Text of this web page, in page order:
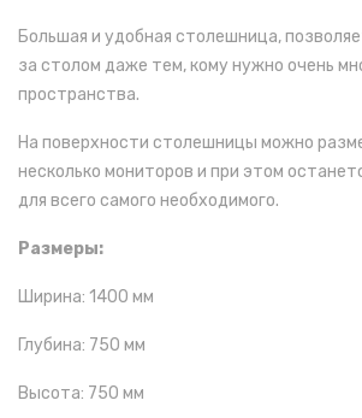
Большая и удобная столешница,
за столом даже тем, кому нужно очень
пространства.
На поверхности столешницы можно
несколько мониторов и при этом
для всего самого необходимого.
Размеры:
Ширина: 1400 мм
Глубина: 750 мм
Высота: 750 мм